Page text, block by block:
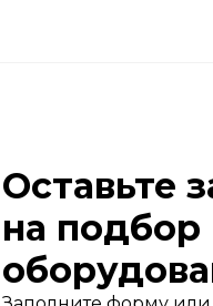
Оставьте
на подбор